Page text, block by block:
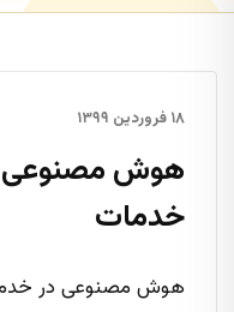
۱۸ فروردین ۱۳۹۹
هوش مصنوعی
خدمات
هوش مصنوعی در